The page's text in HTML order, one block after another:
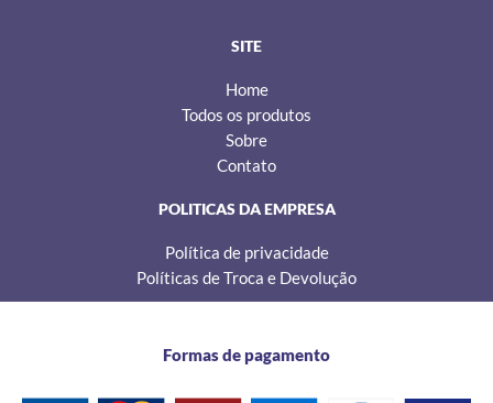
SITE
Home
Todos os produtos
Sobre
Contato
POLITICAS DA EMPRESA
Política de privacidade
Políticas de Troca e Devolução
Formas de pagamento